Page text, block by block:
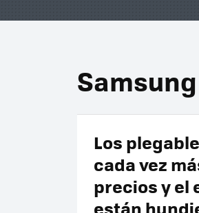
Los
cada vez
precios y el
están